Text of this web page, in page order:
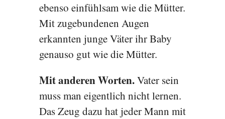
ebenso einfühlsam wie die Mütter.
Mit zugebundenen Augen
erkannten junge Väter ihr Baby
genauso gut wie die Mütter.
Mit anderen Worten.Vater sein
muss man eigentlich nicht lernen.
Das Zeug dazu hat jeder Mann mit